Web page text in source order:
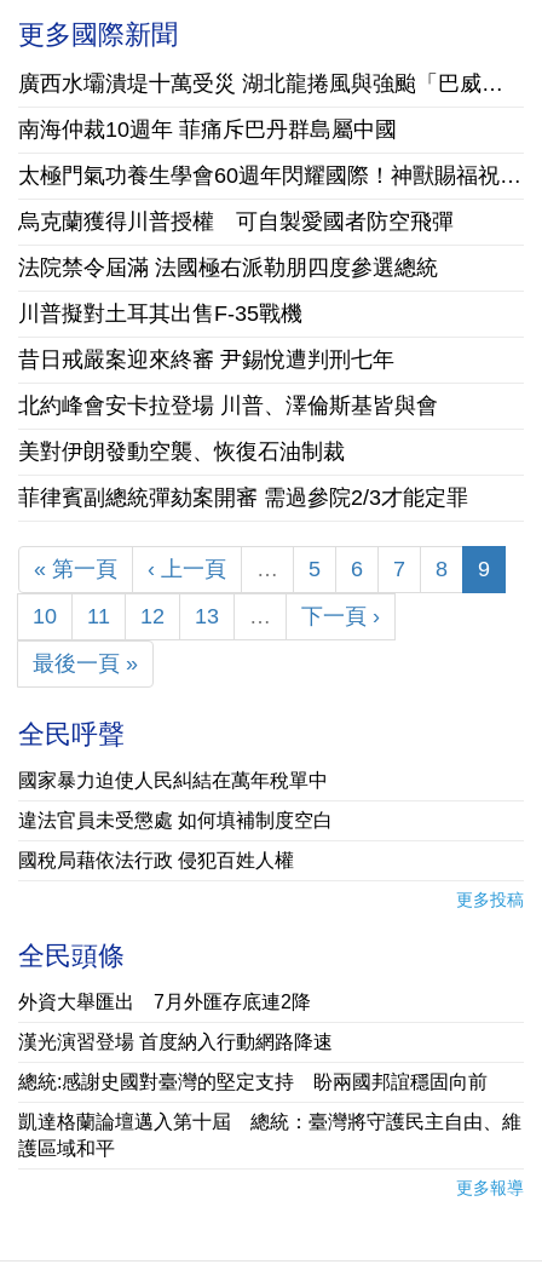
更多國際新聞
廣西水壩潰堤十萬受災 湖北龍捲風與強颱「巴威」接踵襲陸
南海仲裁10週年 菲痛斥巴丹群島屬中國
太極門氣功養生學會60週年閃耀國際！神獸賜福祝賀美國國慶
烏克蘭獲得川普授權 可自製愛國者防空飛彈
法院禁令屆滿 法國極右派勒朋四度參選總統
川普擬對土耳其出售F-35戰機
昔日戒嚴案迎來終審 尹錫悅遭判刑七年
北約峰會安卡拉登場 川普、澤倫斯基皆與會
美對伊朗發動空襲、恢復石油制裁
菲律賓副總統彈劾案開審 需過參院2/3才能定罪
« 第一頁 ‹ 上一頁 … 5 6 7 8
9
10
11 12 13 …
下一頁 ›
最後一頁 »
全民呼聲
國家暴力迫使人民糾結在萬年稅單中
違法官員未受懲處 如何填補制度空白
國稅局藉依法行政 侵犯百姓人權
更多投稿
全民頭條
外資大舉匯出 7月外匯存底連2降
漢光演習登場 首度納入行動網路降速
總統:感謝史國對臺灣的堅定支持 盼兩國邦誼穩固向前
凱達格蘭論壇邁入第十屆 總統：臺灣將守護民主自由、維
護區域和平
更多報導